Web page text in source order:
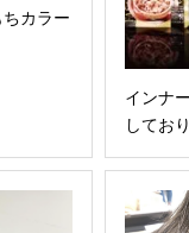
カラー
インナ
してお